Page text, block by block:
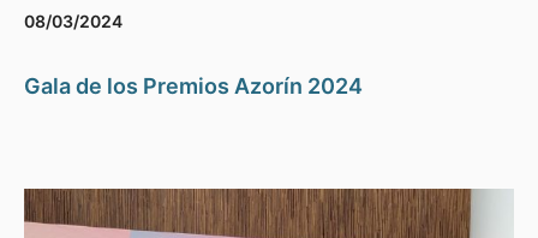
08/03/2024
Gala de los Premios Azorín 2024